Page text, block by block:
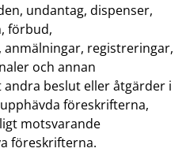
undantag, dispenser,
förbud,
anmälningar, registreringar,
och annan
beslut eller åtgärder i
föreskrifterna,
motsvarande
föreskrifterna.